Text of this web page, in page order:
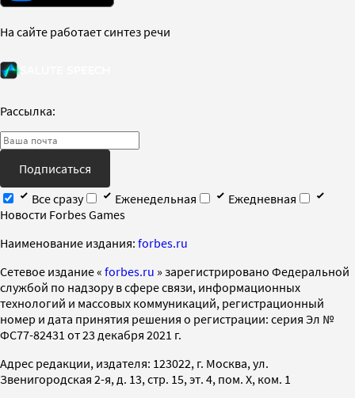
На сайте работает синтез речи
Рассылка:
Подписаться
Все сразу
Еженедельная
Ежедневная
Новости Forbes Games
Наименование издания: forbes.ru
Cетевое издание « forbes.ru » зарегистрировано Федеральной
службой по надзору в сфере связи, информационных
технологий и массовых коммуникаций, регистрационный
номер и дата принятия решения о регистрации: серия Эл №
ФС77-82431 от 23 декабря 2021 г.
Адрес редакции, издателя: 123022, г. Москва, ул.
Звенигородская 2-я, д. 13, стр. 15, эт. 4, пом. X, ком. 1